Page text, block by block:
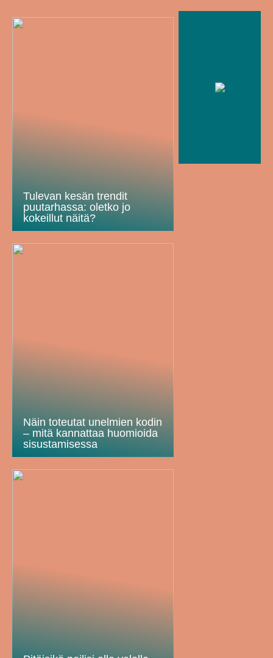
Tulevan kesän trendit
puutarhassa: oletko jo
kokeillut näitä?
Näin toteutat unelmien kodin
– mitä kannattaa huomioida
sisustamisessa